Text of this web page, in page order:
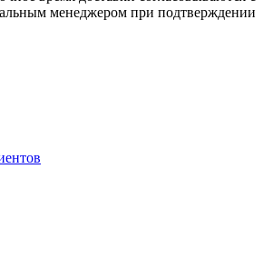
менеджером при подтверждении